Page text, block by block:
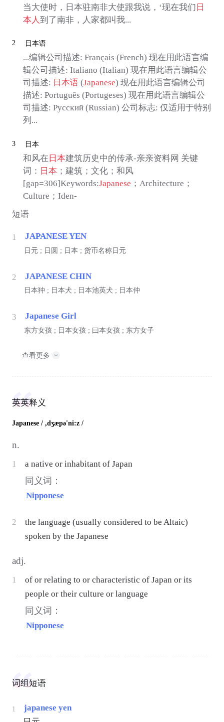
当大使时，日本驻南非大使跟我说，‘现在我们 日
本人 到了南非，人家都叫我...
2 日本语
...编辑公司描述: Français (French) 现在用此语言编
辑公司描述: Italiano (Italian) 现在用此语言编辑公
司描述: 日本语(Japanese) 现在用此语言编辑公司
描述: Português (Portugeses) 现在用此语言编辑公
司描述: Pyccĸий (Russian) 公司标志: 仅适用于特别
列...
3 日本
和风在 日本建筑历史中的传承-亲亲资料网 关键
词： 日本 ；建筑；文化；和风
[gap=306]Keywords:Japanese ；Architecture；
Culture；Iden-
短语
1 JAPANESE YEN
日元 ; 日圆 ; 日本 ; 货币名称日元
2 JAPANESE CHIN
日本狆 ; 日本犬 ; 日本池英犬 ; 日本仲
3 Japanese Girl
东方女孩 ; 日本女孩 ; 曰本女孩 ; 东方女子
查看更多
英英释义
Japanese / ,dʒæpə'ni:z /
n.
1 a native or inhabitant of Japan
同义词：
Nipponese
2
the language (usually considered to be Altaic)
spoken by the Japanese
adj.
1
of or relating to or characteristic of Japan or its
people or their culture or language
同义词：
Nipponese
词组短语
1
japanese yen